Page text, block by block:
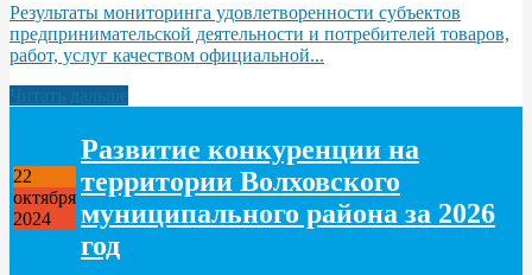
Результаты мониторинга удовлетворенности субъектов
предпринимательской деятельности и потребителей товаров,
работ, услуг качеством официальной...
Читать дальше
22
октября
2024
Развитие конкуренции на
территории Волховского
муниципального района за 2026
год